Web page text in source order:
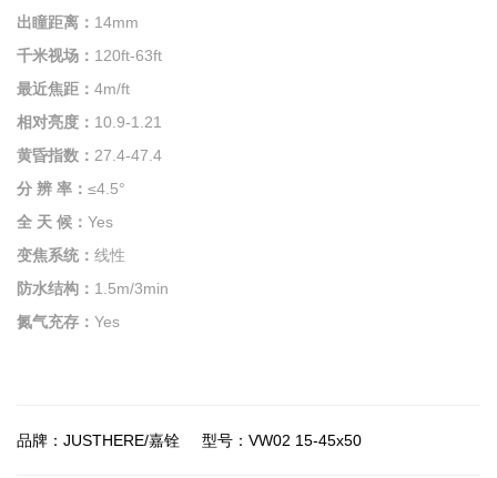
出瞳距离： 14mm
千米视场： 120ft-63ft
最近焦距： 4m/ft
相对亮度： 10.9-1.21
黄昏指数： 27.4-47.4
分 辨 率： ≤4.5°
全 天 候： Yes
变焦系统： 线性
防水结构： 1.5m/3min
氮气充存： Yes
品牌：JUSTHERE/嘉铨 型号：VW02 15-45x50